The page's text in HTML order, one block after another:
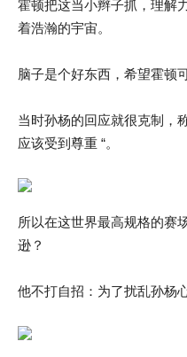
霍顿把这当小辫子抓，理解
着浩瀚的宇宙。
脑子是个好东西，希望霍顿
当时孙杨的回应就很克制，
应该受到尊重 “。
所以在这世界最高规格的赛
逊？
他不打自招：为了扰乱孙杨心